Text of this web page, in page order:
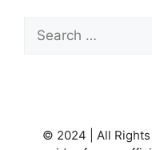
Search
for:
© 2024 | All